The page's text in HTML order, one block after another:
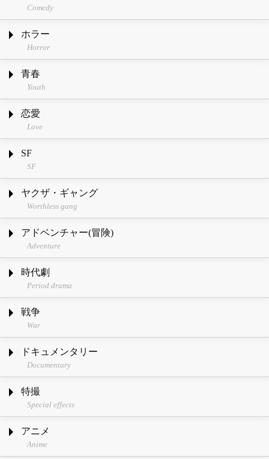
Comedy
ホラー
Horror
青春
Youth
恋愛
Love
SF
SF
ヤクザ・ギャング
Worthless gang
アドベンチャー(冒険)
Adventure
時代劇
Period drama
戦争
War
ドキュメンタリー
Documentary
特撮
Special effects
アニメ
Anime